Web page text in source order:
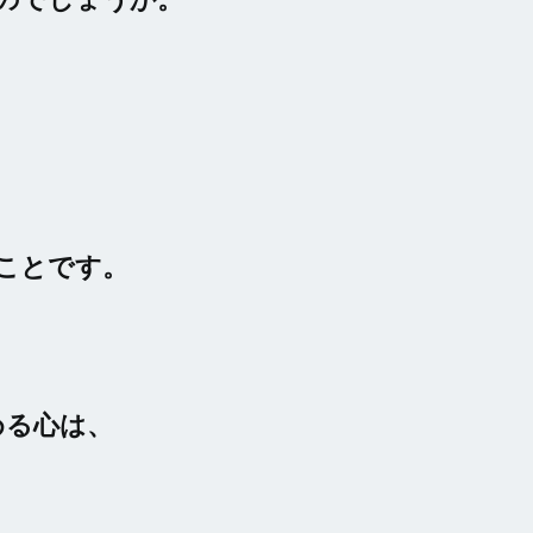
です。
心は、